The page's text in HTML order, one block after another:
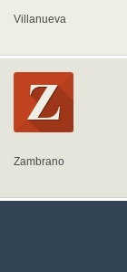
Villanueva
Zambrano